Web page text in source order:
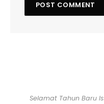
Selamat Tahun Baru